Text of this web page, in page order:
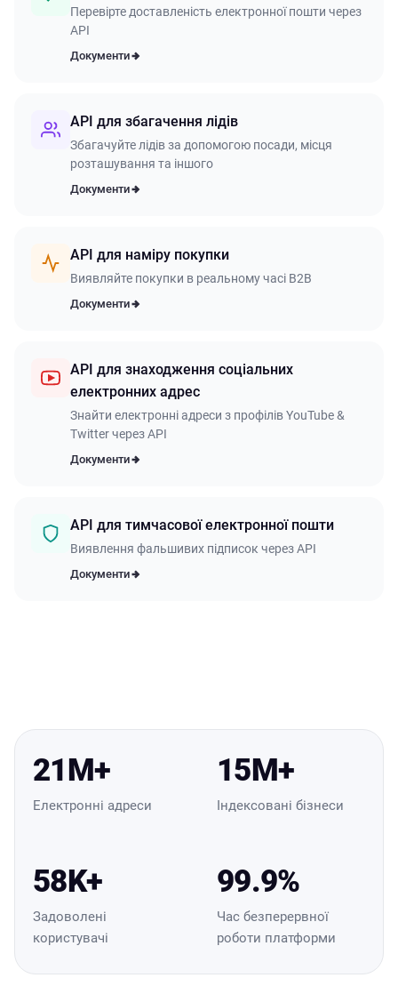
Перевірте доставленість електронної пошти через
API
Документи
API для збагачення лідів
Збагачуйте лідів за допомогою посади, місця
розташування та іншого
Документи
API для наміру покупки
Виявляйте покупки в реальному часі B2B
Документи
API для знаходження соціальних
електронних адрес
Знайти електронні адреси з профілів YouTube &
Twitter через API
Документи
API для тимчасової електронної пошти
Виявлення фальшивих підписок через API
Документи
21M+
Електронні адреси
15M+
Індексовані бізнеси
58K+
Задоволені
користувачі
99.9%
Час безперервної
роботи платформи